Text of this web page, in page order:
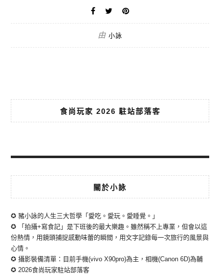
由 小詠
食尚玩家 2026 駐站部落客
關於小詠
✪ 豬小詠的人生三大哲學「愛吃。愛玩。愛睡覺。」
✪ 「拍攝+寫食記」是下班後的最大樂趣。雖然稱不上專業，但會以這
份熱情，用鏡頭捕捉感動味蕾的瞬間，用文字記錄每一次旅行的風景與
心情。
✪ 攝影裝備清單：目前手機(vivo X90pro)為主，相機(Canon 6D)為輔
✪ 2026食尚玩家駐站部落客